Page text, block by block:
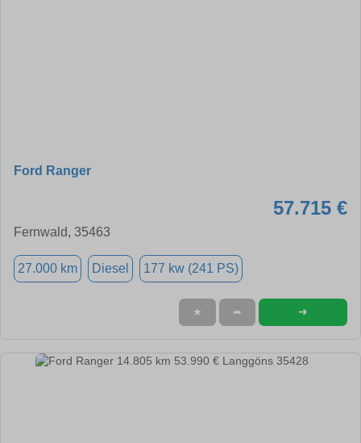
Ford Ranger
57.715 €
Fernwald, 35463
27.000 km Diesel 177 kw (241 PS)
★ ➦ ➜